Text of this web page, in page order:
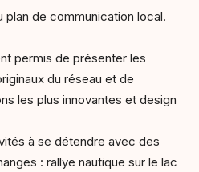
plan de communication local.
permis de présenter les
du réseau et de
les plus innovantes et design
à se détendre avec des
: rallye nautique sur le lac